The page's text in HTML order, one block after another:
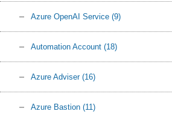
Azure OpenAI Service (9)
Automation Account (18)
Azure Adviser (16)
Azure Bastion (11)